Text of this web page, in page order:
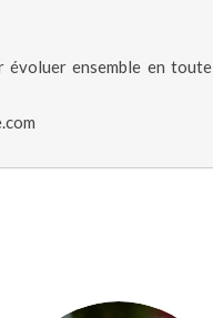
ensemble en toute